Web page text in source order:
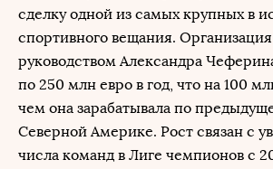
сделку одной из самых крупных в
спортивного вещания.
руководством Александра
по 250 млн евро в год, что на 100
чем она зарабатывала по
Северной Америке. Рост связан с
числа команд в Лиге чемпионов с